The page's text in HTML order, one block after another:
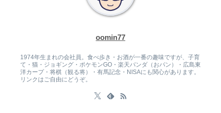
oomin77
1974年生まれの会社員。食べ歩き・お酒が一番の趣味ですが、子育
て・猫・ジョギング・ポケモンGO・楽天パンダ（おパン）・広島東
洋カープ・将棋（観る将）・有馬記念・NISAにも関心があります。
リンクはご自由にどうぞ。